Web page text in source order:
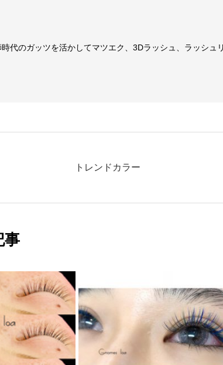
代のガッツを活かしてマツエク、3Dラッシュ、ラッシュ
トレンドカラー
事